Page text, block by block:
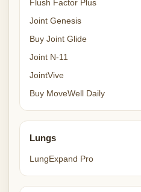
Flush Factor Plus
Joint Genesis
Buy Joint Glide
Joint N-11
JointVive
Buy MoveWell Daily
Lungs
LungExpand Pro